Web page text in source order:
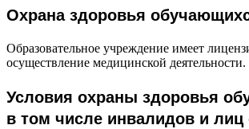
Охрана здоровья
Образовательное учреждение имеет
осуществление медицинской деятельности.
Условия охраны здоровья
в том числе инвалидов и лиц